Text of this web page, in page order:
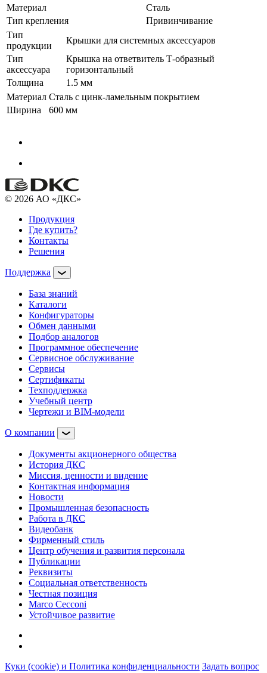
Материал
Сталь
Тип крепления
Привинчивание
Тип
продукции
Крышки для системных аксессуаров
Тип
аксессуара
Крышка на ответвитель Т-образный
горизонтальный
Толщина
1.5 мм
Материал Сталь с цинк-ламельным покрытием
Ширина
600 мм
© 2026 АО «ДКС»
Продукция
Где купить?
Контакты
Решения
Поддержка
База знаний
Каталоги
Конфигураторы
Обмен данными
Подбор аналогов
Программное обеспечение
Сервисное обслуживание
Сервисы
Сертификаты
Техподдержка
Учебный центр
Чертежи и BIM-модели
О компании
Документы акционерного общества
История ДКС
Миссия, ценности и видение
Контактная информация
Новости
Промышленная безопасность
Работа в ДКС
Видеобанк
Фирменный стиль
Центр обучения и развития персонала
Публикации
Реквизиты
Социальная ответственность
Честная позиция
Marco Cecconi
Устойчивое развитие
Куки (cookie) и Политика конфиденциальности Задать вопрос